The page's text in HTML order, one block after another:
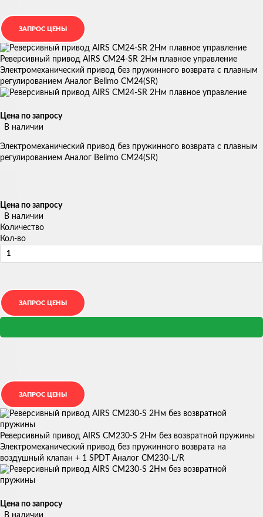
Реверсивный привод AIRS CM24-SR 2Нм плавное управление
Электромеханический привод без пружинного возврата с плавным
регулированием Аналог Belimo CM24(SR)
Цена по запросу
В наличии
Электромеханический привод без пружинного возврата с плавным
регулированием Аналог Belimo CM24(SR)
Цена по запросу
В наличии
Количество
Кол-во
Реверсивный привод AIRS CM230-S 2Нм без возвратной пружины
Электромеханический привод без пружинного возврата на
воздушный клапан + 1 SPDT Аналог CM230-L/R
Цена по запросу